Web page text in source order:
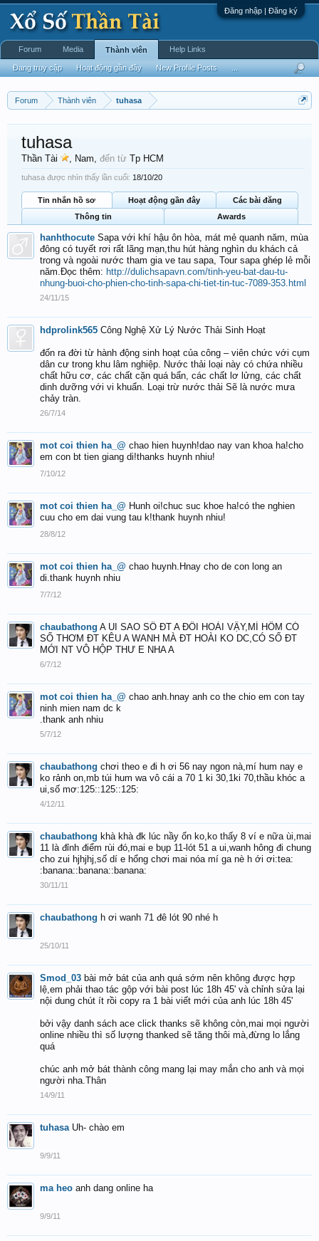
Đăng nhập | Đăng ký
Forum Thành viên tuhasa
tuhasa
Thần Tài , Nam, đến từ Tp HCM
tuhasa được nhìn thấy lần cuối: 18/10/20
Tin nhắn hồ sơ Hoạt động gần đây
Các bài đăng
Thông tin
Awards
hanhthocute Sapa với khí hậu ôn hòa, mát mẻ quanh năm, mùa
đông có tuyết rơi rất lãng mạn,thu hút hàng nghìn du khách cả
trong và ngoài nước tham gia ve tau sapa, Tour sapa ghép lẻ mỗi
năm.Đọc thêm: http://dulichsapavn.com/tinh-yeu-bat-dau-tu-
nhung-buoi-cho-phien-cho-tinh-sapa-chi-tiet-tin-tuc-7089-353.html
24/11/15
hdprolink565 Công Nghệ Xử Lý Nước Thải Sinh Hoạt
đốn ra đời từ hành động sinh hoạt của công – viên chức với cụm
dân cư trong khu lâm nghiệp. Nước thải loại này có chứa nhiều
chất hữu cơ, các chất cặn quá bẩn, các chất lơ lửng, các chất
dinh dưỡng với vi khuẩn. Loại trừ nước thải Sẽ là nước mưa
chảy tràn.
26/7/14
mot coi thien ha_@ chao hien huynh!dao nay van khoa ha!cho
em con bt tien giang di!thanks huynh nhiu!
7/10/12
mot coi thien ha_@ Hunh oi!chuc suc khoe ha!có the nghien
cuu cho em dai vung tau k!thank huynh nhiu!
28/8/12
mot coi thien ha_@ chao huynh.Hnay cho de con long an
di.thank huynh nhiu
7/7/12
chaubathong A UI SAO SỐ ĐT A ĐỔI HOÀI VẬY,MÍ HÔM CÓ
SỐ THƠM ĐT KÊU A WANH MÀ ĐT HOÀI KO DC,CÓ SỐ ĐT
MỚI NT VÔ HỘP THƯ E NHA A
6/7/12
mot coi thien ha_@ chao anh.hnay anh co the chio em con tay
ninh mien nam dc k
.thank anh nhiu
5/7/12
chaubathong chơi theo e đi h ơi 56 nay ngon nà,mí hum nay e
ko rảnh on,mb túi hum wa vô cái a 70 1 ki 30,1ki 70,thầu khóc a
ui,số mơ:125::125::125:
4/12/11
chaubathong khà khà đk lúc nầy ổn ko,ko thấy 8 ví e nữa ùi,mai
11 là đỉnh điểm rùi đó,mai e bụp 11-lót 51 a ui,wanh hông đi chung
cho zui hjhjhj,số dí e hổng chơi mai nóa mí ga nè h ới ơi:tea:
:banana::banana::banana:
30/11/11
chaubathong h ơi wanh 71 đê lót 90 nhé h
25/10/11
Smod_03 bài mở bát của anh quá sớm nên không được hợp
lệ,em phải thao tác gộp với bài post lúc 18h 45' và chỉnh sửa lại
nội dung chút ít rồi copy ra 1 bài viết mới của anh lúc 18h 45'
bởi vậy danh sách ace click thanks sẽ không còn,mai mọi người
online nhiều thì số lượng thanked sẽ tăng thôi mà,đừng lo lắng
quá
chúc anh mở bát thành công mang lại may mắn cho anh và mọi
người nha.Thân
14/9/11
tuhasa Uh- chào em
9/9/11
ma heo anh dang online ha
9/9/11
Forum Media Thành viên
Đang truy cập Hoạt động gần đây New Profile Posts
Help Links